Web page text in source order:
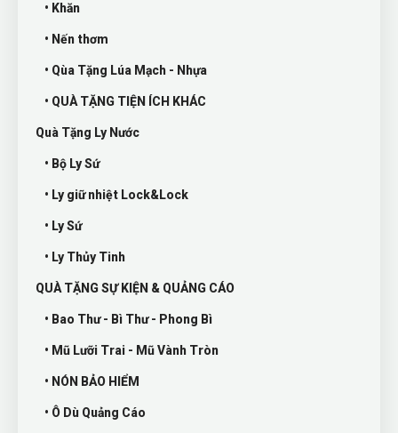
• Khăn
• Nến thơm
• Qùa Tặng Lúa Mạch - Nhựa
• QUÀ TẶNG TIỆN ÍCH KHÁC
Quà Tặng Ly Nước
• Bộ Ly Sứ
• Ly giữ nhiệt Lock&Lock
• Ly Sứ
• Ly Thủy Tinh
QUÀ TẶNG SỰ KIỆN & QUẢNG CÁO
• Bao Thư - Bì Thư - Phong Bì
• Mũ Lưỡi Trai - Mũ Vành Tròn
• NÓN BẢO HIỂM
• Ô Dù Quảng Cáo